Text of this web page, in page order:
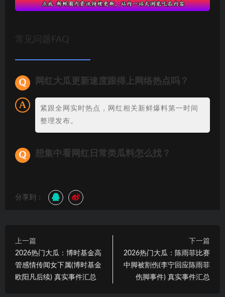
常见问题FAQ
网红大瓜更新速度跟得上网络热点吗？
紧跟全网实时热点，网红相关新鲜爆料第一时间
整理发布。
想集中看网红日常类瓜料怎么找？
分享到：
上一篇
2026热门大瓜：博时基金高
管感情传闻女下属(博时基金
欧阳凡后续) 真实事件汇总
下一篇
2026热门大瓜：陈雨菲比赛
中脚被割伤(李宁回应陈雨菲
伤脚事件) 真实事件汇总